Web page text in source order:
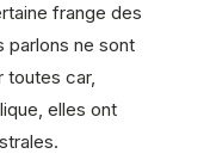
frange des
parlons ne sont
toutes car,
elles ont